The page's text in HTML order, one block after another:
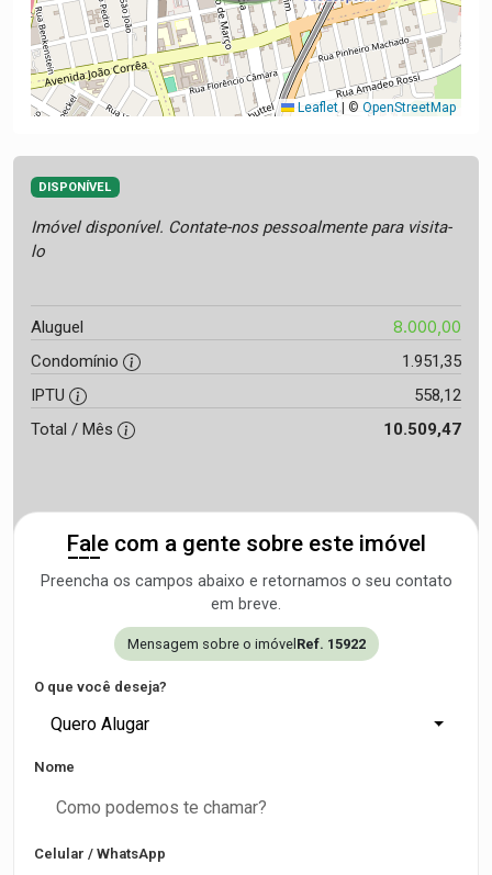
Leaflet | © OpenStreetMap
DISPONÍVEL
Imóvel disponível. Contate-nos pessoalmente para visita-
lo
Aluguel 8.000,00
Condomínio
1.951,35
IPTU
558,12
Total / Mês
10.509,47
Fale com a gente sobre este imóvel
Preencha os campos abaixo e retornamos o seu contato
em breve.
Mensagem sobre o imóvelRef. 15922
O que você deseja?
Quero Alugar
Nome
Celular / WhatsApp